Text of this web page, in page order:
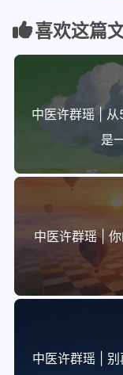
喜欢这篇
中医许群瑶 | 从
是
中医许群瑶 |
中医许群瑶 |